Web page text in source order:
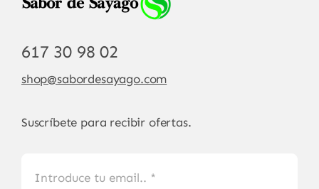
617 30 98 02
shop@sabordesayago.com
Suscríbete para recibir ofertas.